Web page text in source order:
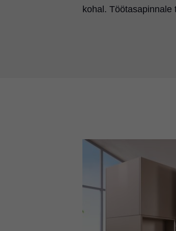
kohal.